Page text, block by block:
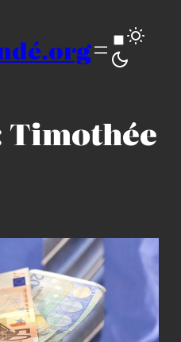
Timothée